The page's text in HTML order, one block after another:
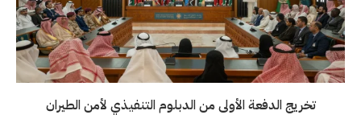
تخريج الدفعة الأولى من الدبلوم التنفيذي لأمن الطيران